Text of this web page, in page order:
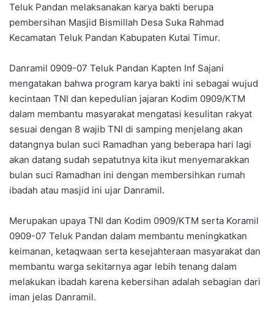
Teluk Pandan melaksanakan karya bakti berupa
pembersihan Masjid Bismillah Desa Suka Rahmad
Kecamatan Teluk Pandan Kabupaten Kutai Timur.
Danramil 0909-07 Teluk Pandan Kapten Inf Sajani
mengatakan bahwa program karya bakti ini sebagai wujud
kecintaan TNI dan kepedulian jajaran Kodim 0909/KTM
dalam membantu masyarakat mengatasi kesulitan rakyat
sesuai dengan 8 wajib TNI di samping menjelang akan
datangnya bulan suci Ramadhan yang beberapa hari lagi
akan datang sudah sepatutnya kita ikut menyemarakkan
bulan suci Ramadhan ini dengan membersihkan rumah
ibadah atau masjid ini ujar Danramil.
Merupakan upaya TNI dan Kodim 0909/KTM serta Koramil
0909-07 Teluk Pandan dalam membantu meningkatkan
keimanan, ketaqwaan serta kesejahteraan masyarakat dan
membantu warga sekitarnya agar lebih tenang dalam
melakukan ibadah karena kebersihan adalah sebagian dari
iman jelas Danramil.